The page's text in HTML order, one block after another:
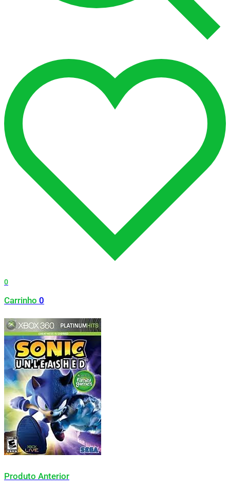
0
Carrinho 0
Produto Anterior